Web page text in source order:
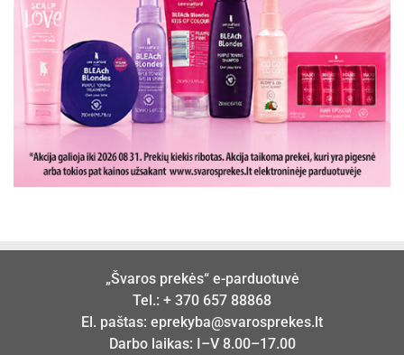
„Švaros prekės“ e-parduotuvė
Tel.: + 370 657 88868
El. paštas: eprekyba@svarosprekes.lt
Darbo laikas: I–V 8.00–17.00